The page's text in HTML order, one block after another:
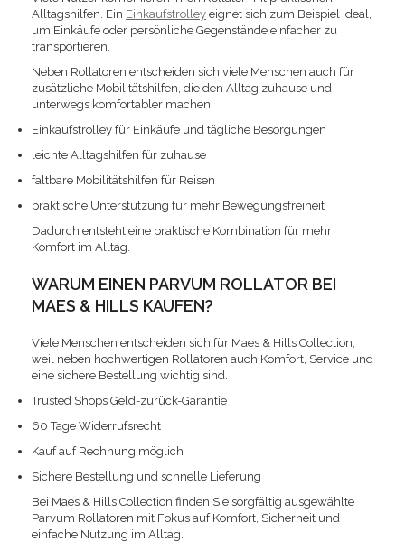
Alltagshilfen. Ein Einkaufstrolley eignet sich zum Beispiel ideal,
um Einkäufe oder persönliche Gegenstände einfacher zu
transportieren.
Neben Rollatoren entscheiden sich viele Menschen auch für
zusätzliche Mobilitätshilfen, die den Alltag zuhause und
unterwegs komfortabler machen.
Einkaufstrolley für Einkäufe und tägliche Besorgungen
leichte Alltagshilfen für zuhause
faltbare Mobilitätshilfen für Reisen
praktische Unterstützung für mehr Bewegungsfreiheit
Dadurch entsteht eine praktische Kombination für mehr
Komfort im Alltag.
WARUM EINEN PARVUM ROLLATOR BEI
MAES & HILLS KAUFEN?
Viele Menschen entscheiden sich für Maes & Hills Collection,
weil neben hochwertigen Rollatoren auch Komfort, Service und
eine sichere Bestellung wichtig sind.
Trusted Shops Geld-zurück-Garantie
60 Tage Widerrufsrecht
Kauf auf Rechnung möglich
Sichere Bestellung und schnelle Lieferung
Bei Maes & Hills Collection finden Sie sorgfältig ausgewählte
Parvum Rollatoren mit Fokus auf Komfort, Sicherheit und
einfache Nutzung im Alltag.